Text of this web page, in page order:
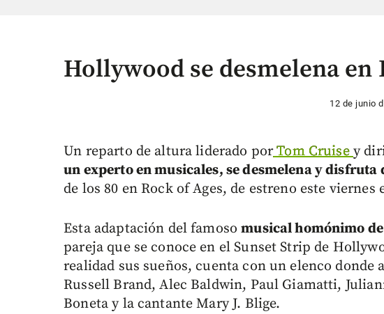
Hollywood se desmelena en
12 de junio
Un reparto de altura liderado porTom Cruisey
un experto en musicales, se desmelena y
de los 80 en Rock of Ages, de estreno este viernes
Esta adaptación del famosomusical homónimo
pareja que se conoce en el Sunset Strip de
realidad sus sueños, cuenta con un elenco donde
Russell Brand, Alec Baldwin, Paul Giamatti,
Boneta y la cantante Mary J. Blige.